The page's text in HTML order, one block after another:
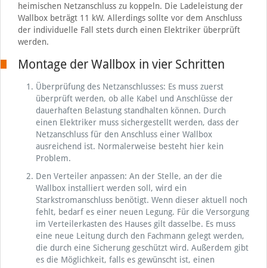
heimischen Netzanschluss zu koppeln. Die Ladeleistung der
Wallbox beträgt 11 kW. Allerdings sollte vor dem Anschluss
der individuelle Fall stets durch einen Elektriker überprüft
werden.
Montage der Wallbox in vier Schritten
Überprüfung des Netzanschlusses: Es muss zuerst
überprüft werden, ob alle Kabel und Anschlüsse der
dauerhaften Belastung standhalten können. Durch
einen Elektriker muss sichergestellt werden, dass der
Netzanschluss für den Anschluss einer Wallbox
ausreichend ist. Normalerweise besteht hier kein
Problem.
Den Verteiler anpassen: An der Stelle, an der die
Wallbox installiert werden soll, wird ein
Starkstromanschluss benötigt. Wenn dieser aktuell noch
fehlt, bedarf es einer neuen Legung. Für die Versorgung
im Verteilerkasten des Hauses gilt dasselbe. Es muss
eine neue Leitung durch den Fachmann gelegt werden,
die durch eine Sicherung geschützt wird. Außerdem gibt
es die Möglichkeit, falls es gewünscht ist, einen